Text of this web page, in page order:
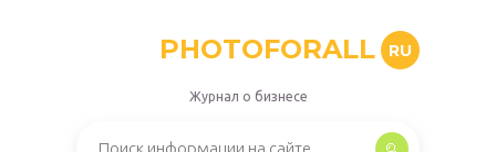
PHOTOFORALL RU
Журнал о бизнесе